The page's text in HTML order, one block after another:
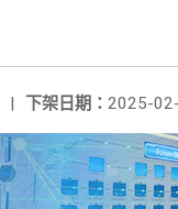
下架日期： 2025-
|